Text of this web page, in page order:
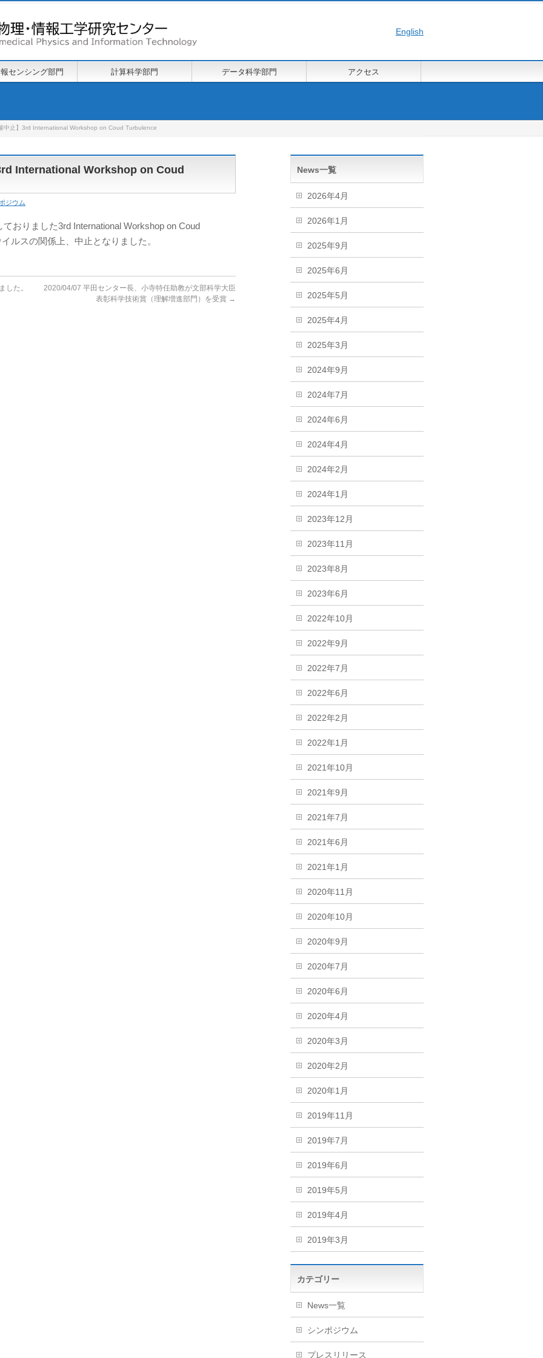
English
センシング部門 計算科学部門 データ科学部門 アクセス
止】3rd International Workshop on Coud Turbulence
International Workshop on Coud
ジウム
おりました3rd International Workshop on Coud
ルスの関係上、中止となりました。
した。
2020/04/07 平田センター長、小寺特任助教が文部科学大臣
表彰科学技術賞（理解増進部門）を受賞 →
News一覧
2026年4月
2026年1月
2025年9月
2025年6月
2025年5月
2025年4月
2025年3月
2024年9月
2024年7月
2024年6月
2024年4月
2024年2月
2024年1月
2023年12月
2023年11月
2023年8月
2023年6月
2022年10月
2022年9月
2022年7月
2022年6月
2022年2月
2022年1月
2021年10月
2021年9月
2021年7月
2021年6月
2021年1月
2020年11月
2020年10月
2020年9月
2020年7月
2020年6月
2020年4月
2020年3月
2020年2月
2020年1月
2019年11月
2019年7月
2019年6月
2019年5月
2019年4月
2019年3月
カテゴリー
News一覧
シンポジウム
プレスリリース